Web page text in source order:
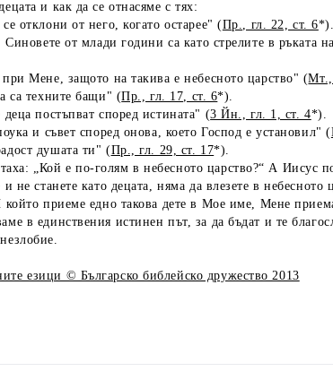
и как да се отнасяме с тях:
отклони от него, когато остарее" (Пр., гл. 22, ст. 6*).
от млади години са като стрелите в ръката
Мене, защото на такива е небесното царство" (Мт.,
са техните бащи" (Пр., гл. 17, ст. 6*).
постъпват според истината" (3 Йн., гл. 1, ст. 4*).
и съвет според онова, което Господ е установил" (
душата ти" (Пр., гл. 29, ст. 17*).
„Кой е по-голям в небесното царство?“ А Иисус
станете като децата, няма да влезете в небесното
който приеме едно такова дете в Мое име, Мене
в единствения истинен път, за да бъдат и те
езици © Българско библейско дружество 2013